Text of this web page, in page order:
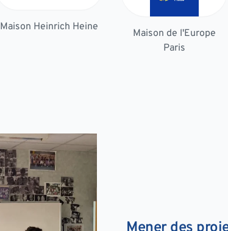
Maison Heinrich Heine
Maison de l'Europe
Paris